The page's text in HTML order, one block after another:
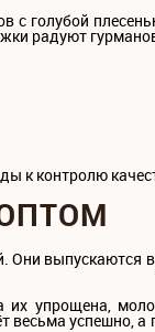
с голубой
радуют
к контролю
Они выпускаются
упрощена,
весьма успешно, а